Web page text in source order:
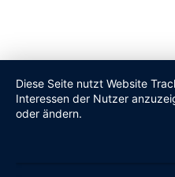
Diese Seite nutzt Website
Interessen der Nutzer
oder ändern.